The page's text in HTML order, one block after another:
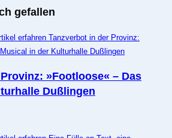
gefallen
»Footloose« – Das
Dußlingen